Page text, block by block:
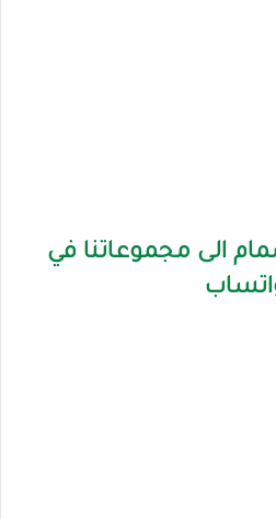
الى مجموعاتنا في